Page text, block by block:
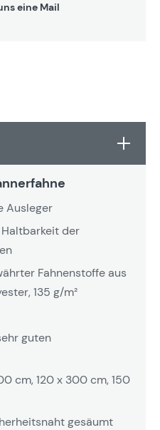
eine Mail
Ausleger
der
Fahnenstoffe aus
135 g/m²
guten
cm, 120 x 300 cm, 150
gesäumt